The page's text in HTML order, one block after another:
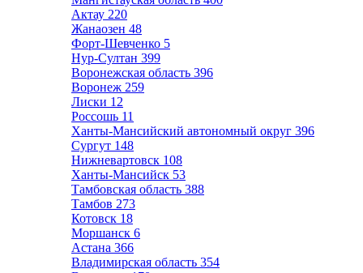
Актау 220
Жанаозен 48
Форт-Шевченко 5
Нур-Султан 399
Воронежская область 396
Воронеж 259
Лиски 12
Россошь 11
Ханты-Мансийский автономный округ 396
Сургут 148
Нижневартовск 108
Ханты-Мансийск 53
Тамбовская область 388
Тамбов 273
Котовск 18
Моршанск 6
Астана 366
Владимирская область 354